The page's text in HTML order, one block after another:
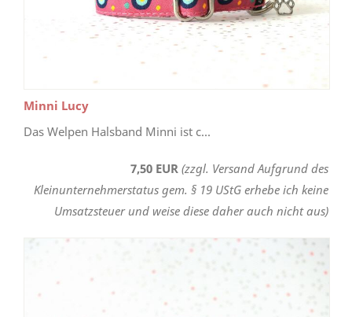
Minni Lucy
Das Welpen Halsband Minni ist c...
7,50 EUR (zzgl. Versand Aufgrund des
Kleinunternehmerstatus gem. § 19 UStG erhebe ich keine
Umsatzsteuer und weise diese daher auch nicht aus)